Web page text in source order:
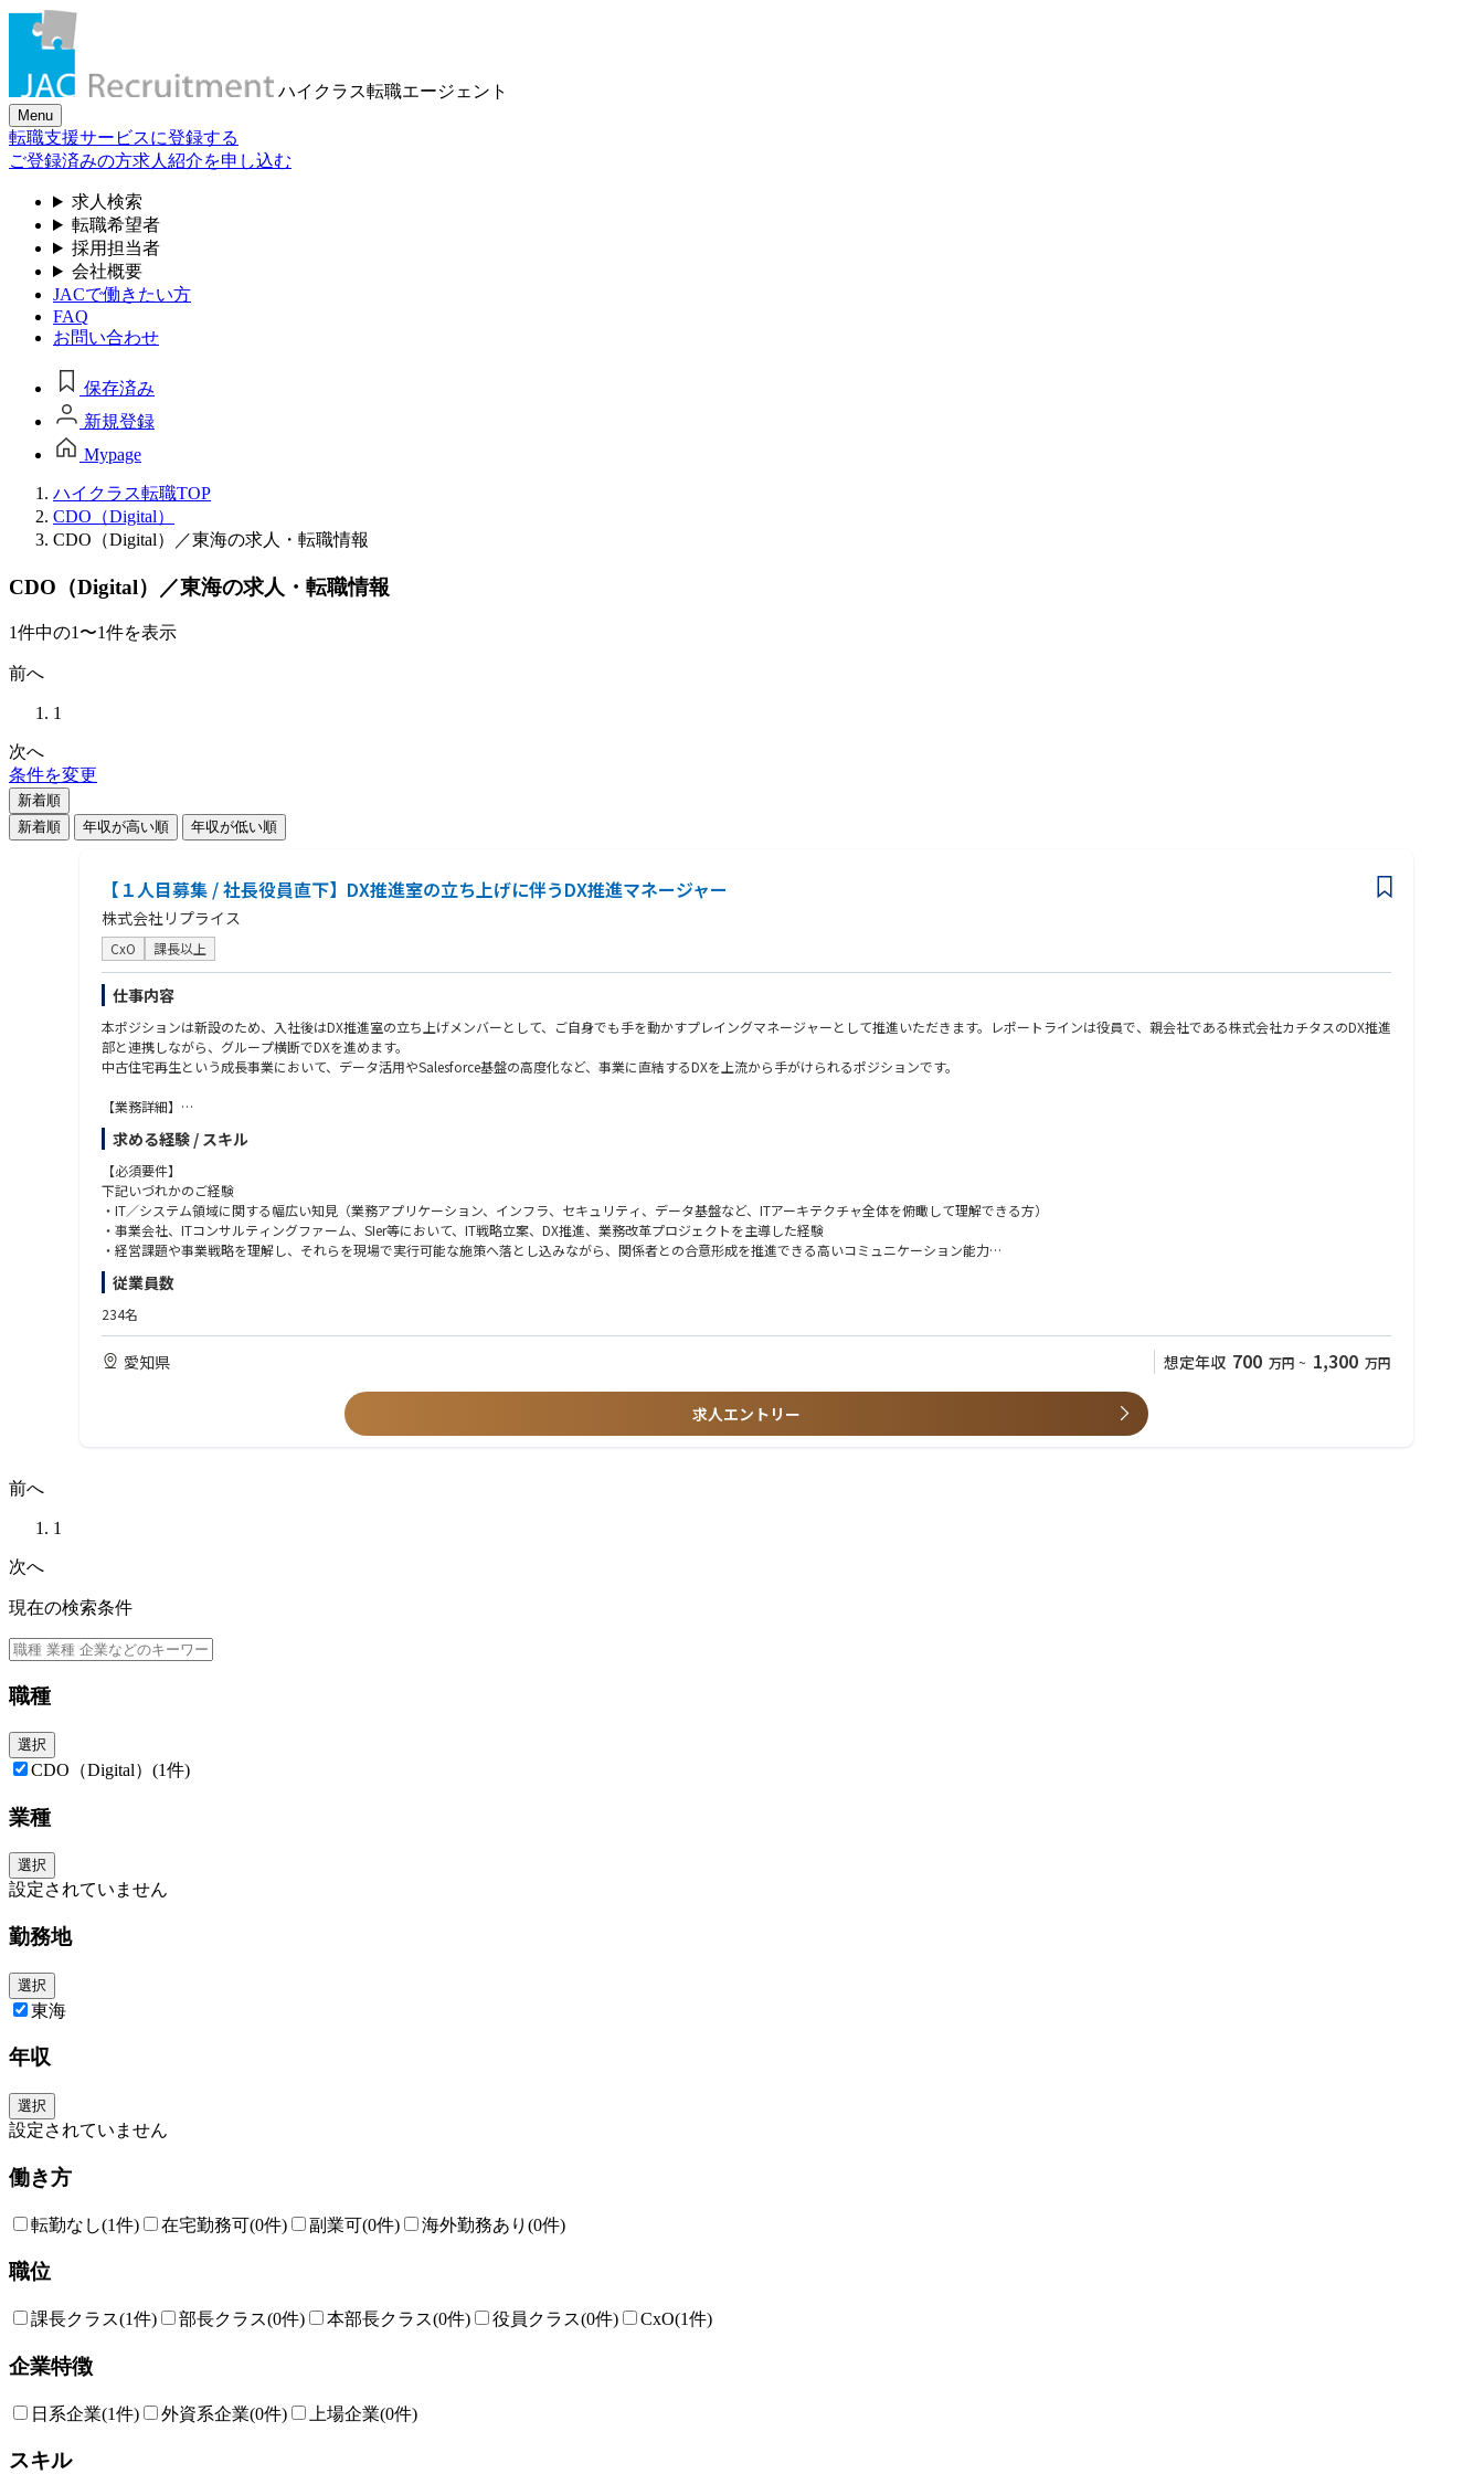
ハイクラス転職エージェント
Menu
転職支援サービスに登録する
ご登録済みの方求人紹介を申し込む
求人検索
転職希望者
採用担当者
会社概要
JACで働きたい方
FAQ
お問い合わせ
保存済み
新規登録
Mypage
ハイクラス転職TOP
CDO（Digital）
CDO（Digital）／東海の求人・転職情報
CDO（Digital）／東海の求人・転職情報
1件中の1〜1件を表示
前へ
1
次へ
条件を変更
新着順
新着順
年収が高い順 年収が低い順
【１人目募集 / 社長役員直下】DX推進室の立ち上げに伴うDX推進マネージャー
株式会社リプライス
CxO 課長以上
仕事内容
本ポジションは新設のため、入社後はDX推進室の立ち上げメンバーとして、ご自身でも手を動かすプレイングマネージャーとして推進いただきます。レポートラインは役員で、親会社である株式会社カチタスのDX推進
部と連携しながら、グループ横断でDXを進めます。
中古住宅再生という成長事業において、データ活用やSalesforce基盤の高度化など、事業に直結するDXを上流から手がけられるポジションです。
【業務詳細】
・現状分析およびDXロードマップの策定
全社のシステム・データ・業務プロセスを可視化し、優先順位を踏まえたDX戦略の立案・推進を行っていただきます。
・DX推進
生成AI活用、データ分析基盤の構築、Salesforce活用高度化などを通じて、事業競争力の強化を推進していただきます。
・IT基盤整備
セキュリティ強化、IT統制、監査対応、ベンダー管理ルールの策定・運用など、安定したIT基盤の構築を担っていただきます。
・DX推進組織の立ち上げ
・ベンダーコントロール
外部コンサルティング会社や開発パートナーの提案評価、要件定義、進行管理、品質管理を行っていただきます
など
■募集背景
今後さらなる成長を実現するためには、全社横断でDX戦略を推進し、業務改革やシステム基盤の整備を加速させることが不可欠です。そこで今回、経営と現場をつなぎながら、DX推進をリードいただくDX推進マネー
・親会社・株式会社カチタス（プライム上場）のDX推進部と連携し、DX推進室の立ち上げを一気通貫で担っていただきます。
求める経験 / スキル
【必須要件】
下記いづれかのご経験
・IT／システム領域に関する幅広い知見（業務アプリケーション、インフラ、セキュリティ、データ基盤など、ITアーキテクチャ全体を俯瞰して理解できる方）
・事業会社、ITコンサルティングファーム、SIer等において、IT戦略立案、DX推進、業務改革プロジェクトを主導した経験
・経営課題や事業戦略を理解し、それらを現場で実行可能な施策へ落とし込みながら、関係者との合意形成を推進できる高いコミュニケーション能力
・外部ベンダーやパートナー企業を適切にマネジメントしながら、要件定義、プロジェクト推進、進行管理まで主体的にリードできる実行力
【歓迎要件】
・経営層と直接連携しながら、全社視点でDX戦略の策定・推進を担った経験
・IT統制、情報セキュリティ、個人情報保護、J-SOX対応など、ITガバナンス領域に関する知見・実務経験
・IT投資計画の策定、予算管理、ROI評価、および経営層への稟議・提案を行った経験
・AI、生成AIを活用した業務改革や生産性向上施策の企画・導入経験
・SalesforceをはじめとするCRM／SFAツール、BIツール、データ基盤等の導入・定着化・活用促進をリードした経験
従業員数
234名
愛知県 想定年収 700 万円 ~ 1,300 万円
求人エントリー
前へ
1
次へ
現在の検索条件
職種
選択
CDO（Digital） (1件)
業種
選択
設定されていません
勤務地
選択
東海
年収
選択
設定されていません
働き方
転勤なし(1件) 在宅勤務可(0件) 副業可(0件) 海外勤務あり (0件)
職位
課長クラス(1件) 部長クラス(0件) 本部長クラス(0件) 役員クラス(0件) CxO(1件)
企業特徴
日系企業(1件) 外資系企業(0件) 上場企業(0件)
スキル